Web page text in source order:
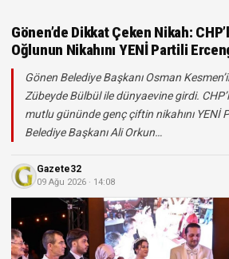
Gönen’de Dikkat Çeken Nikah:
Oğlunun Nikahını YENİ Partili
Gönen Belediye Başkanı Osman
Zübeyde Bülbül ile dünyaevine girdi.
mutlu gününde genç çiftin nikahını YENİ
Belediye Başkanı Ali Orkun…
Gazete32
09 Ağu 2026 · 14:08